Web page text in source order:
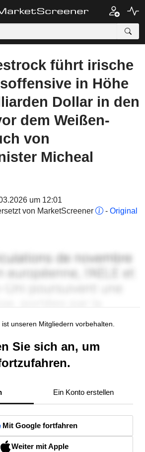
führt irische
in Höhe
Dollar in den
dem Weißen-
von
Micheal
um 12:01
von MarketScreener
- Original
ist unseren Mitgliedern vorbehalten.
Sie sich an, um
Ein Konto erstellen
Mit Google fortfahren
Weiter mit Apple